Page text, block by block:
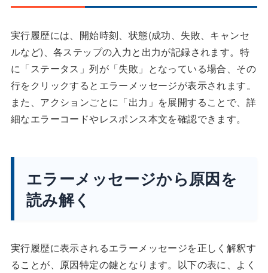
実行履歴には、開始時刻、状態(成功、失敗、キャンセ
ルなど)、各ステップの入力と出力が記録されます。特
に「ステータス」列が「失敗」となっている場合、その
行をクリックするとエラーメッセージが表示されます。
また、アクションごとに「出力」を展開することで、詳
細なエラーコードやレスポンス本文を確認できます。
エラーメッセージから原因を
読み解く
実行履歴に表示されるエラーメッセージを正しく解釈す
ることが、原因特定の鍵となります。以下の表に、よく